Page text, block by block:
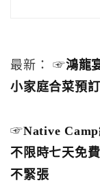
最新： ☞鴻龍
小家庭合菜預
☞Native
不限時七天免
不緊張